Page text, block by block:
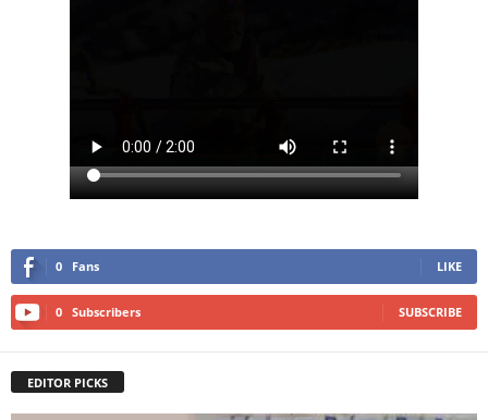
0 Fans LIKE
0 Subscribers SUBSCRIBE
EDITOR PICKS